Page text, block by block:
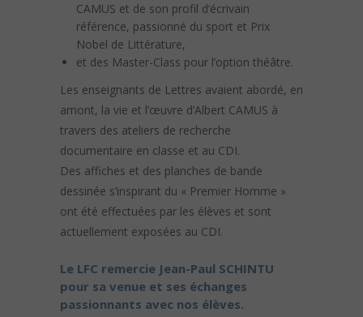
CAMUS et de son profil d’écrivain
référence, passionné du sport et Prix
Nobel de Littérature,
et des Master-Class pour l’option théâtre.
Les enseignants de Lettres avaient abordé, en
amont, la vie et l’œuvre d’Albert CAMUS à
travers des ateliers de recherche
documentaire en classe et au CDI.
Des affiches et des planches de bande
dessinée s’inspirant du « Premier Homme »
ont été effectuées par les élèves et sont
actuellement exposées au CDI.
Le LFC remercie Jean-Paul SCHINTU
pour sa venue et ses échanges
passionnants avec nos élèves.